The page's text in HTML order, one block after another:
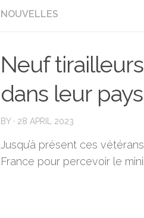
NOUVELLES
Neuf
dans leur
BY · 28 APRIL 2023
Jusqu’à présent ces
France pour percevoir le